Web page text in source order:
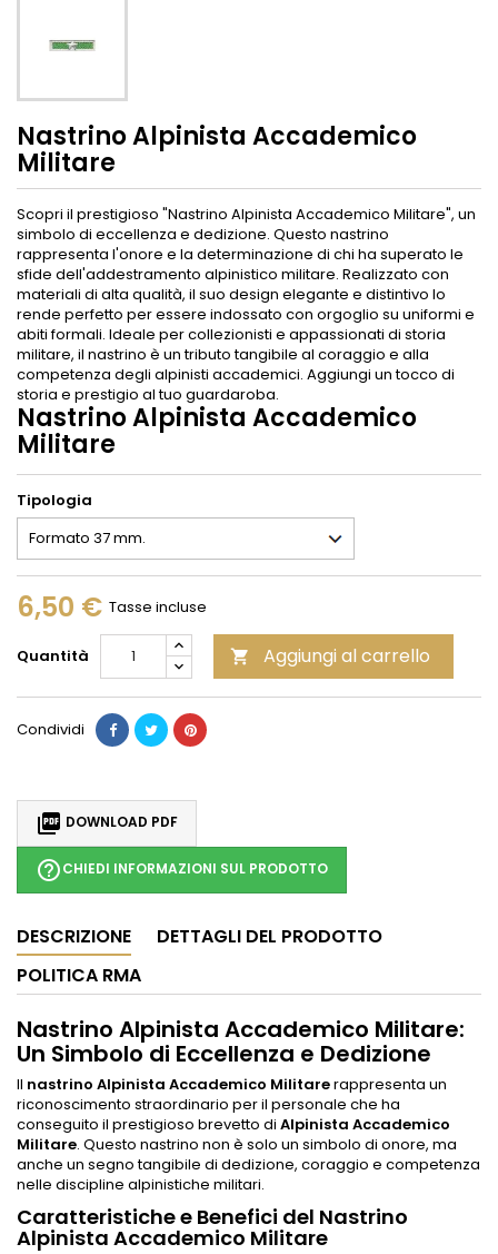
Nastrino Alpinista Accademico
Militare
Scopri il prestigioso "Nastrino Alpinista Accademico Militare", un
simbolo di eccellenza e dedizione. Questo nastrino
rappresenta l'onore e la determinazione di chi ha superato le
sfide dell'addestramento alpinistico militare. Realizzato con
materiali di alta qualità, il suo design elegante e distintivo lo
rende perfetto per essere indossato con orgoglio su uniformi e
abiti formali. Ideale per collezionisti e appassionati di storia
militare, il nastrino è un tributo tangibile al coraggio e alla
competenza degli alpinisti accademici. Aggiungi un tocco di
storia e prestigio al tuo guardaroba.
Nastrino Alpinista Accademico
Militare
Tipologia
6,50 € Tasse incluse
Quantità  Aggiungi al carrello
Condividi
 DOWNLOAD PDF
help_outlineCHIEDI INFORMAZIONI SUL PRODOTTO
DESCRIZIONE
DETTAGLI DEL PRODOTTO
POLITICA RMA
Nastrino Alpinista Accademico Militare:
Un Simbolo di Eccellenza e Dedizione
Il nastrino Alpinista Accademico Militarerappresenta un
riconoscimento straordinario per il personale che ha
conseguito il prestigioso brevetto di Alpinista Accademico
Militare. Questo nastrino non è solo un simbolo di onore, ma
anche un segno tangibile di dedizione, coraggio e competenza
nelle discipline alpinistiche militari.
Caratteristiche e Benefici del Nastrino
Alpinista Accademico Militare